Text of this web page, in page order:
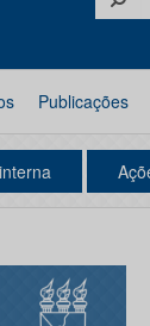
Publicações